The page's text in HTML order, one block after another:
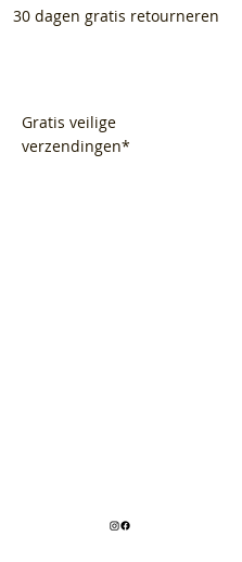
30 dagen gratis retourneren
Gratis veilige
verzendingen*